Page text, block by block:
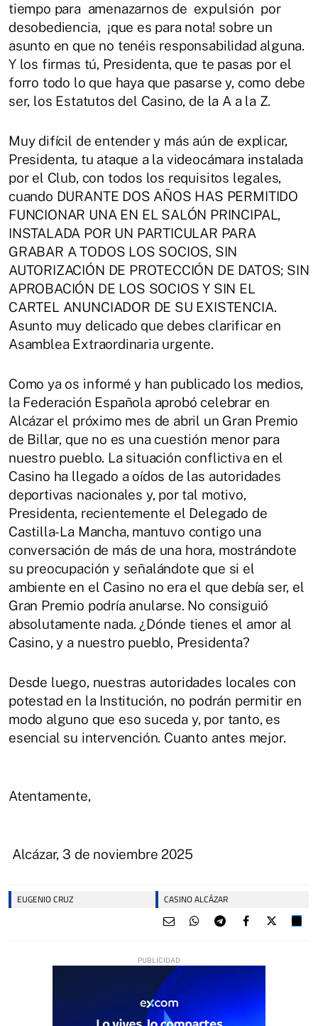
tiempo para amenazarnos de expulsión por
desobediencia, ¡que es para nota! sobre un
asunto en que no tenéis responsabilidad alguna.
Y los firmas tú, Presidenta, que te pasas por el
forro todo lo que haya que pasarse y, como debe
ser, los Estatutos del Casino, de la A a la Z.
Muy difícil de entender y más aún de explicar,
Presidenta, tu ataque a la videocámara instalada
por el Club, con todos los requisitos legales,
cuando DURANTE DOS AÑOS HAS PERMITIDO
FUNCIONAR UNA EN EL SALÓN PRINCIPAL,
INSTALADA POR UN PARTICULAR PARA
GRABAR A TODOS LOS SOCIOS, SIN
AUTORIZACIÓN DE PROTECCIÓN DE DATOS; SIN
APROBACIÓN DE LOS SOCIOS Y SIN EL
CARTEL ANUNCIADOR DE SU EXISTENCIA.
Asunto muy delicado que debes clarificar en
Asamblea Extraordinaria urgente.
Como ya os informé y han publicado los medios,
la Federación Española aprobó celebrar en
Alcázar el próximo mes de abril un Gran Premio
de Billar, que no es una cuestión menor para
nuestro pueblo. La situación conflictiva en el
Casino ha llegado a oídos de las autoridades
deportivas nacionales y, por tal motivo,
Presidenta, recientemente el Delegado de
Castilla-La Mancha, mantuvo contigo una
conversación de más de una hora, mostrándote
su preocupación y señalándote que si el
ambiente en el Casino no era el que debía ser, el
Gran Premio podría anularse. No consiguió
absolutamente nada. ¿Dónde tienes el amor al
Casino, y a nuestro pueblo, Presidenta?
Desde luego, nuestras autoridades locales con
potestad en la Institución, no podrán permitir en
modo alguno que eso suceda y, por tanto, es
esencial su intervención. Cuanto antes mejor.
Atentamente,
Alcázar, 3 de noviembre 2025
EUGENIO CRUZ CASINO ALCÁZAR